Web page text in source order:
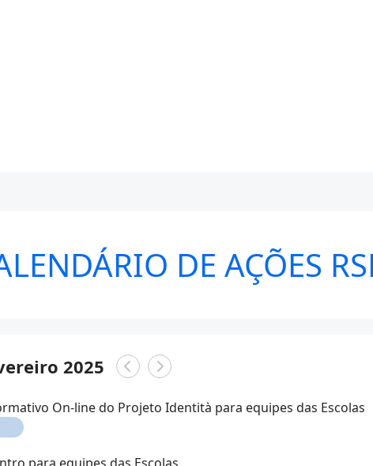
DE AÇÕES
2025
On-line do Projeto Identità para equipes das Escolas